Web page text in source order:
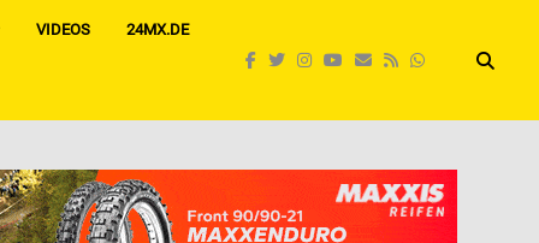
VIDEOS 24MX.DE